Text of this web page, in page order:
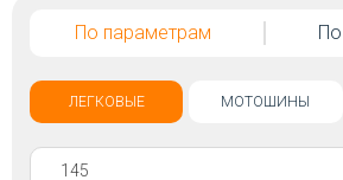
Покупателям
Контакты
По параметрам
ЛЕГКОВЫЕ МОТОШИНЫ